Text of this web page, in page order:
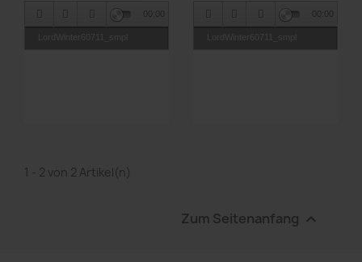
00:00 00:00
1 - 2 von 2 Artikel(n)
Zum Seitenanfang 